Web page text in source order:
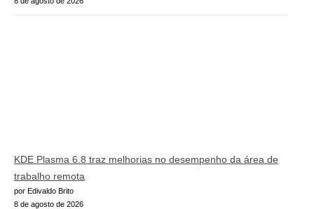
KDE Plasma 6.8 traz melhorias no desempenho da área de
trabalho remota
por Edivaldo Brito
8 de agosto de 2026